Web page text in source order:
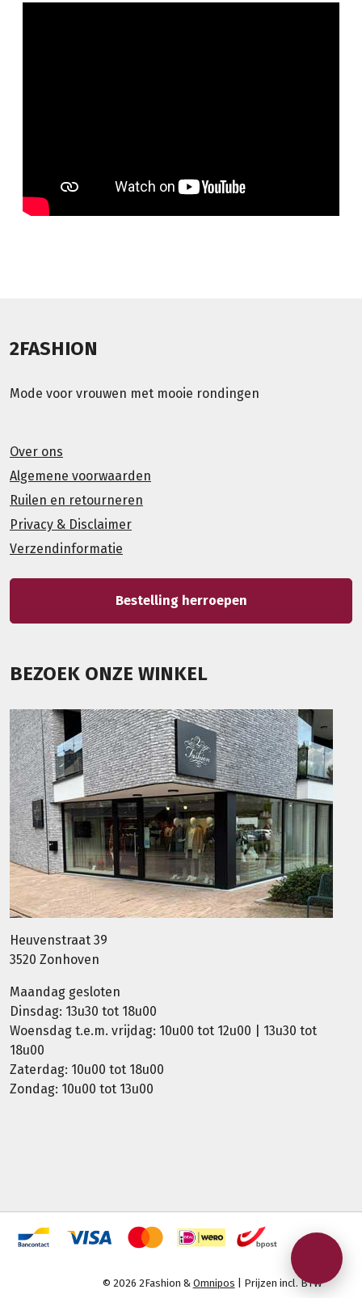
2FASHION
Mode voor vrouwen met mooie rondingen
Over ons
Algemene voorwaarden
Ruilen en retourneren
Privacy & Disclaimer
Verzendinformatie
Bestelling herroepen
BEZOEK ONZE WINKEL
Heuvenstraat 39
3520 Zonhoven
Maandag gesloten
Dinsdag: 13u30 tot 18u00
Woensdag t.e.m. vrijdag: 10u00 tot 12u00 | 13u30 tot
18u00
Zaterdag: 10u00 tot 18u00
Zondag: 10u00 tot 13u00
© 2026 2Fashion & Omnipos | Prijzen incl. BTW